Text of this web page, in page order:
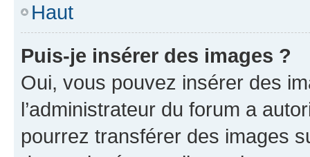
Haut
Puis-je insérer des images ?
Oui, vous pouvez insérer des
l’administrateur du forum a
pourrez transférer des images